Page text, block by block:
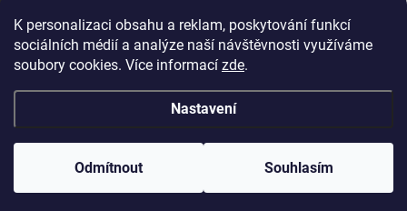
K personalizaci obsahu a reklam, poskytování funkcí
sociálních médií a analýze naší návštěvnosti využíváme
soubory cookies. Více informací zde.
Nastavení
Odmítnout Souhlasím
https://www.facebook.com/zkusmerino/
zkusmerino.cz
Vytvořil Shoptet
Copyright 2026ZKUSMERINO. Všechna práva vyhrazena.Upravit nastavení